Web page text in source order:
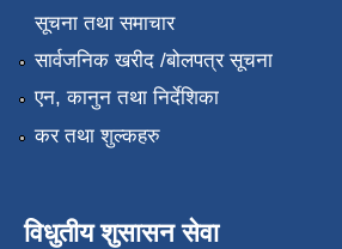
सूचना तथा समाचार
सार्वजनिक खरीद /बोलपत्र सूचना
एन, कानुन तथा निर्देशिका
कर तथा शुल्कहरु
विधुतीय शुसासन सेवा